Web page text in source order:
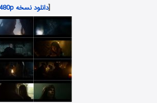
[دانلود نسخه 480p با حجم 469 مگابایت